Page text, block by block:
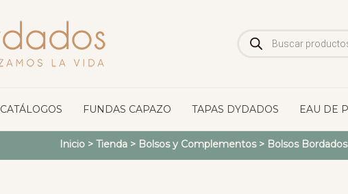
de
productos
CATÁLOGOS FUNDAS CAPAZO TAPAS DYDADOS EAU DE
Inicio> Tienda> Bolsos y Complementos> Bolsos Bordados